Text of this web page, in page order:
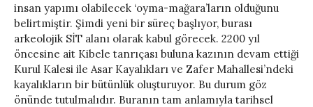
insan yapımı olabilecek ‘oyma-mağara’ların olduğunu
belirtmiştir. Şimdi yeni bir süreç başlıyor, burası
arkeolojik SİT alanı olarak kabul görecek. 2200 yıl
öncesine ait Kibele tanrıçası buluna kazının devam ettiği
Kurul Kalesi ile Asar Kayalıkları ve Zafer Mahallesi’ndeki
kayalıkların bir bütünlük oluşturuyor. Bu durum göz
önünde tutulmalıdır. Buranın tam anlamıyla tarihsel